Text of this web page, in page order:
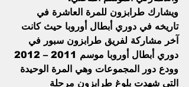
ويشارك طرابزون للمرة العاشرة في
تاريخه في دوري أبطال أوروبا حيث كانت
آخر مشاركة لفريق طرابزون سبور في
وودع دور المجموعات وهي المرة الوحيدة
التي شهدت بلوغ طرابزون مرحلة